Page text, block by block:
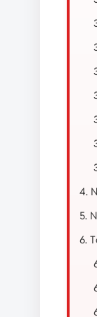
4.
5.
6.